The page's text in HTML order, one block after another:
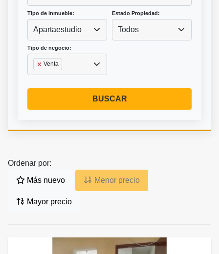
Tipo de inmueble:
Apartaestudio
Estado Propiedad:
Todos
Tipo de negocio:
Venta
BUSCAR
Ordenar por:
Más nuevo Menor precio
Mayor precio